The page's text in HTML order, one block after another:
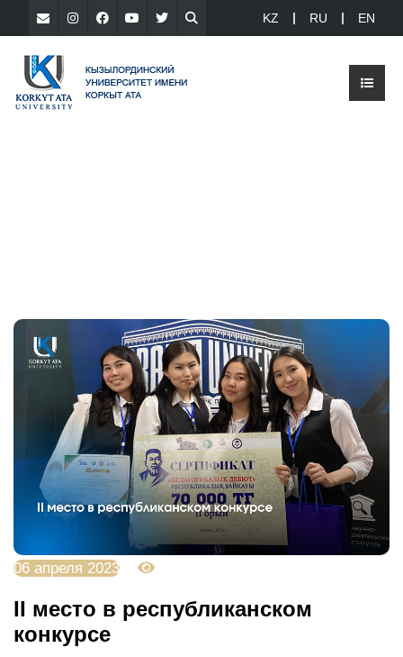
KZ RU EN
06 апреля 2023
ІІ место в республиканском
конкурсе